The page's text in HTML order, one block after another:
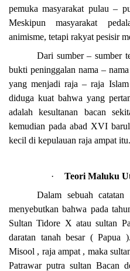
pemuka masyarakat pulau –
Meskipun masyarakat
animisme, tetapi rakyat pesisir
Dari sumber – sumber
bukti peninggalan nama –
yang menjadi raja – raja
diduga kuat bahwa yang
adalah kesultanan bacan
kemudian pada abad XVI
kecil di kepulauan raja ampat itu.
·
Teori Maluku
Dalam sebuah catatan
menyebutkan bahwa pada
Sultan Tidore X atau sultan
daratan tanah besar (
Misool , raja ampat , maka
Patrawar putra sultan Bacan